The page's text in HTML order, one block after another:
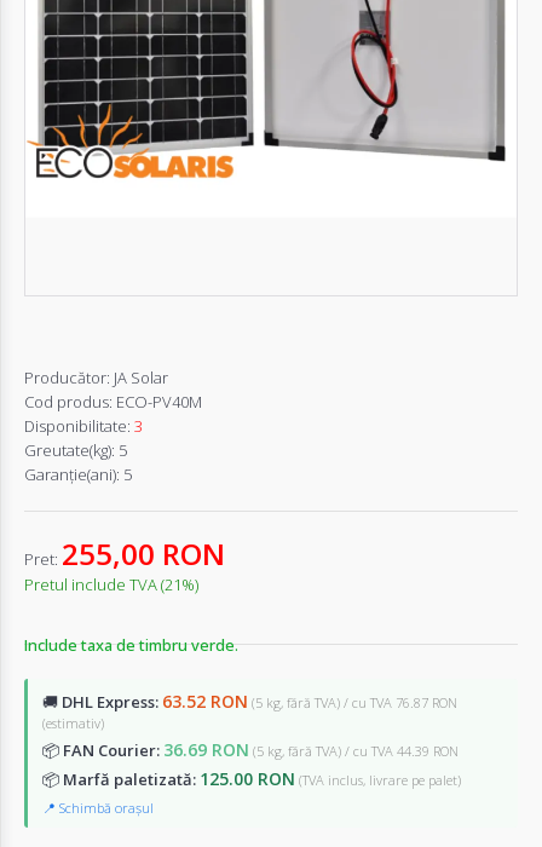
Autentifică-
Înregistrează-
Producător: JA Solar
Cod produs: ECO-PV40M
Disponibilitate: 3
Greutate(kg): 5
Garanţie(ani): 5
Pret: 255,00 RON
Pretul include TVA (21%)
Include taxa de timbru verde.
🚚 DHL Express: 63.52 RON (5 kg, fără TVA) / cu TVA 76.87 RON
(estimativ)
📦 FAN Courier: 36.69 RON (5 kg, fără TVA) / cu TVA 44.39 RON
📦 Marfă paletizată: 125.00 RON (TVA inclus, livrare pe palet)
📍 Schimbă orașul